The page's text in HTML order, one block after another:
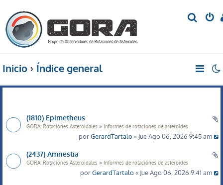
r
Inicio Índice general
(1810) Epimetheus
GORA: Rotaciones Asteroidales » Informes de rotaciones de asteroides
porGerardTartalo « Jue Ago 06, 2026 9:45 am
(2437) Amnestia
GORA: Rotaciones Asteroidales » Informes de rotaciones de asteroides
porGerardTartalo « Jue Ago 06, 2026 9:41 am